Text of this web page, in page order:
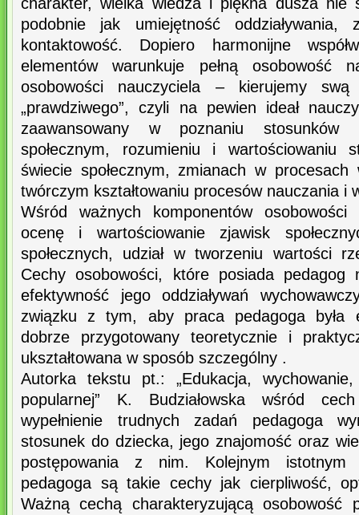
podobnie jak umiejętność oddziaływania,
kontaktowość. Dopiero harmonijne
elementów warunkuje pełną osobowość
osobowości nauczyciela – kierujemy
„prawdziwego”, czyli na pewien ideał
zaawansowany w poznaniu stosunków
społecznym, rozumieniu i wartościowaniu
świecie społecznym, zmianach w
twórczym kształtowaniu procesów nauczania i
Wśród ważnych komponentów
ocenę i wartościowanie zjawisk
społecznych, udział w tworzeniu wartości
Cechy osobowości, które posiada pedagog
efektywność jego oddziaływań
związku z tym, aby praca pedagoga była
dobrze przygotowany teoretycznie i
ukształtowana w sposób szczególny .
Autorka tekstu pt.: „Edukacja,
popularnej” K. Budziałowska wśród
wypełnienie trudnych zadań pedagoga
stosunek do dziecka, jego znajomość oraz
postępowania z nim. Kolejnym istotnym
pedagoga są takie cechy jak cierpliwość,
Ważną cechą charakteryzującą osobowość